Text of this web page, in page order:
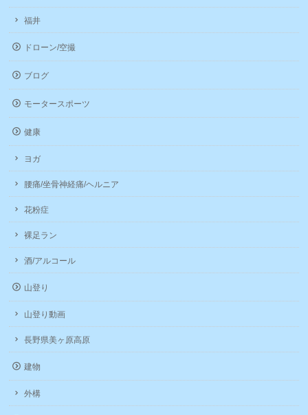
福井
ドローン/空撮
ブログ
モータースポーツ
健康
ヨガ
腰痛/坐骨神経痛/ヘルニア
花粉症
裸足ラン
酒/アルコール
山登り
山登り動画
長野県美ヶ原高原
建物
外構